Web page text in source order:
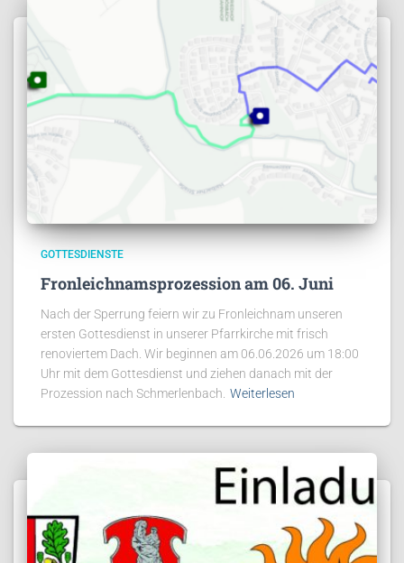
GOTTESDIENSTE
Fronleichnamsprozession am 06. Juni
Nach der Sperrung feiern wir zu Fronleichnam unseren
ersten Gottesdienst in unserer Pfarrkirche mit frisch
renoviertem Dach. Wir beginnen am 06.06.2026 um 18:00
Uhr mit dem Gottesdienst und ziehen danach mit der
Prozession nach Schmerlenbach. Weiterlesen